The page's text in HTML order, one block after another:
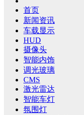
首页
新闻资讯
车载显示
HUD
摄像头
智能内饰
调光玻璃
CMS
激光雷达
智能车灯
氛围灯